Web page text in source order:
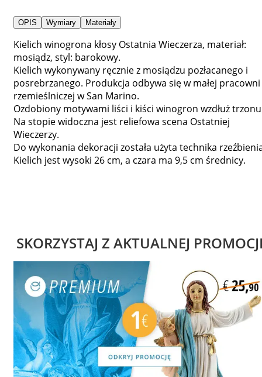
OPIS Wymiary Materiały
Kielich winogrona kłosy Ostatnia Wieczerza, materiał:
mosiądz, styl: barokowy.
Kielich wykonywany ręcznie z mosiądzu pozłacanego i
posrebrzanego. Produkcja odbywa się w małej pracowni
rzemieślniczej w San Marino.
Ozdobiony motywami liści i kiści winogron wzdłuż
Na stopie widoczna jest reliefowa scena Ostatniej
Wieczerzy.
Do wykonania dekoracji została użyta technika
Kielich jest wysoki 26 cm, a czara ma 9,5 cm średnicy.
SKORZYSTAJ Z AKTUALNEJ